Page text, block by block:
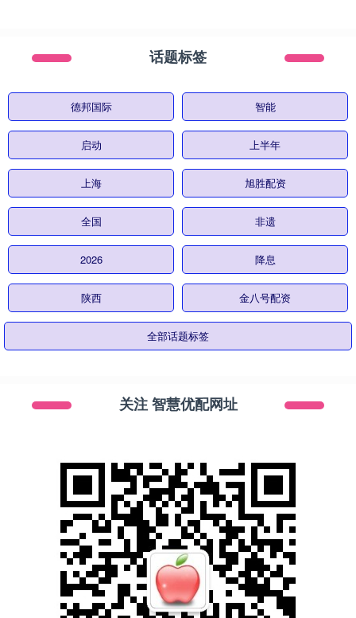
话题标签
德邦国际 智能
启动 上半年
上海 旭胜配资
全国 非遗
2026 降息
陕西 金八号配资
全部话题标签
关注 智慧优配网址